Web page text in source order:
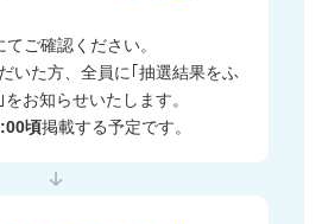
てご確認ください。
いた方、全員に｢抽選結果をふ
お知らせいたします。
頃掲載する予定です。